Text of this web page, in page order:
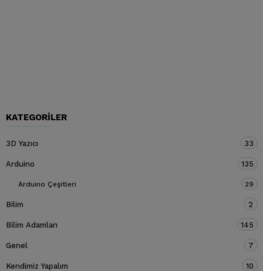
KATEGORILER
3D Yazıcı 33
Arduino 135
Arduino Çeşitleri 29
Bilim 2
Bilim Adamları 145
Genel 7
Kendimiz Yapalım 10